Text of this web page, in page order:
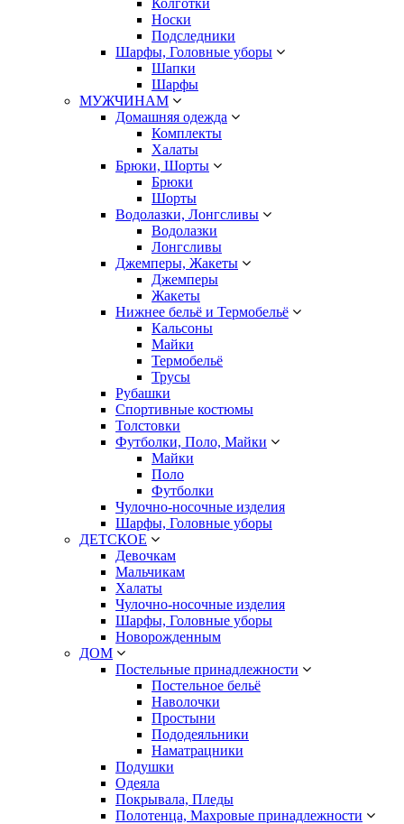
Колготки
Носки
Подследники
Шарфы, Головные уборы
Шапки
Шарфы
МУЖЧИНАМ
Домашняя одежда
Комплекты
Халаты
Брюки, Шорты
Брюки
Шорты
Водолазки, Лонгсливы
Водолазки
Лонгсливы
Джемперы, Жакеты
Джемперы
Жакеты
Нижнее бельё и Термобельё
Кальсоны
Майки
Термобельё
Трусы
Рубашки
Спортивные костюмы
Толстовки
Футболки, Поло, Майки
Майки
Поло
Футболки
Чулочно-носочные изделия
Шарфы, Головные уборы
ДЕТСКОЕ
Девочкам
Мальчикам
Халаты
Чулочно-носочные изделия
Шарфы, Головные уборы
Новорожденным
ДОМ
Постельные принадлежности
Постельное бельё
Наволочки
Простыни
Пододеяльники
Наматрацники
Подушки
Одеяла
Покрывала, Пледы
Полотенца, Махровые принадлежности